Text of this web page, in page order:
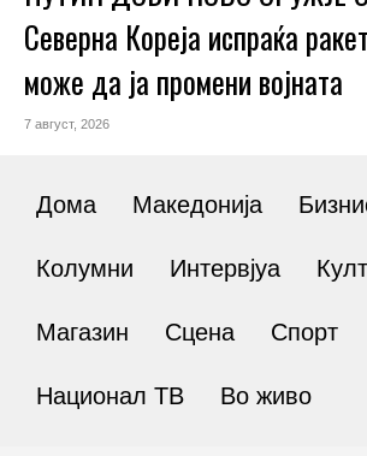
Северна Кореја испраќа
може да ја промени војната
7 август, 2026
Дома Македонија
Колумни Интервјуа
Магазин Сцена Спорт
Национал ТВ Во живо